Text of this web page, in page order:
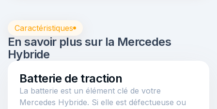
Caractéristiques
En savoir plus sur la Mercedes
Hybride
Batterie de traction
La batterie est un élément clé de votre
Mercedes Hybride. Si elle est défectueuse ou